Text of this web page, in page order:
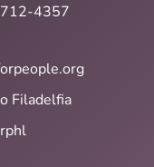
4357
Filadelfia